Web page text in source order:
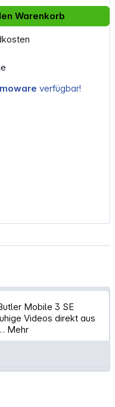
Warenkorb
verfügbar!
Mobile 3 SE
Videos direkt aus
Mehr